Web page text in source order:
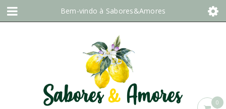
Bem-vindo à Sabores&Amores
0